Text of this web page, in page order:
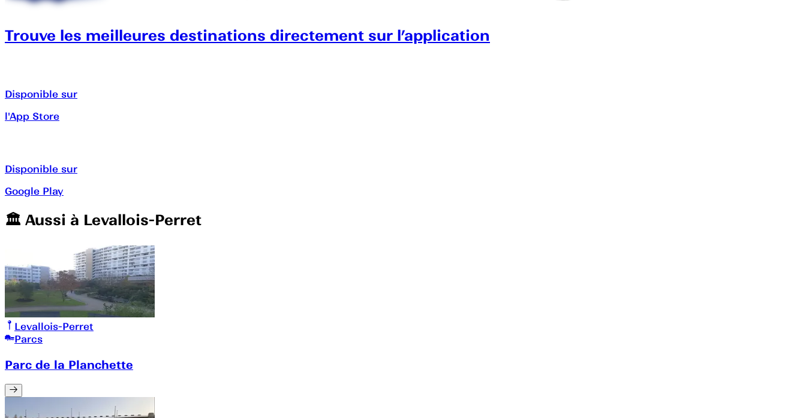
Trouve les meilleures destinations directement sur l’application
Disponible sur
l'App Store
Disponible sur
Google Play
🏛️️ Aussi à Levallois-Perret
Levallois-Perret
Parcs
Parc de la Planchette